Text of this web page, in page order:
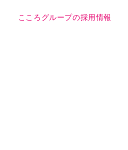
こころグループの採用情報